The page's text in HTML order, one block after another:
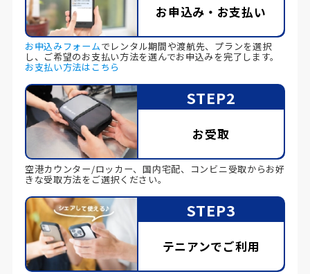
お申込み・お支払い
お申込みフォームでレンタル期間や渡航先、プランを選択
し、ご希望のお支払い方法を選んでお申込みを完了します。
お支払い方法はこちら
STEP2
お受取
空港カウンター/ロッカー、国内宅配、コンビニ受取からお好
きな受取方法をご選択ください。
STEP3
テニアンでご利用